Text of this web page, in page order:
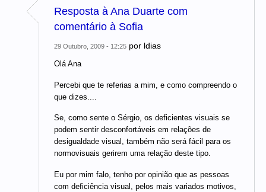
Resposta à Ana Duarte com
comentário à Sofia
29 Outubro, 2009 - 12:25 por ldias
Olá Ana
Percebi que te referias a mim, e como compreendo o
que dizes....
Se, como sente o Sérgio, os deficientes visuais se
podem sentir desconfortáveis em relações de
desigualdade visual, também não será fácil para os
normovisuais gerirem uma relação deste tipo.
Eu por mim falo, tenho por opinião que as pessoas
com deficiência visual, pelos mais variados motivos,